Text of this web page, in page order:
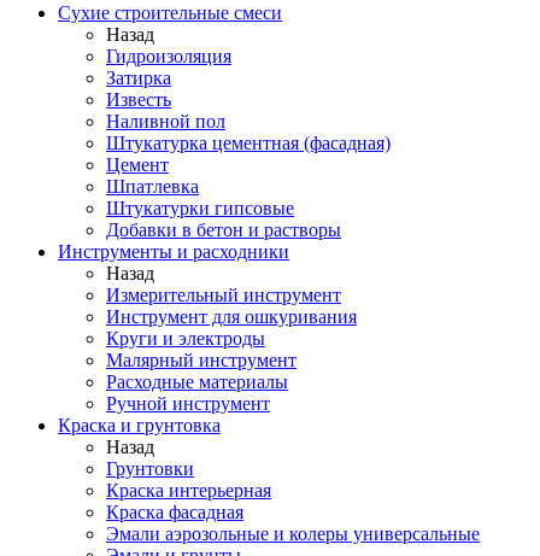
Сухие строительные смеси
Назад
Гидроизоляция
Затирка
Известь
Наливной пол
Штукатурка цементная (фасадная)
Цемент
Шпатлевка
Штукатурки гипсовые
Добавки в бетон и растворы
Инструменты и расходники
Назад
Измерительный инструмент
Инструмент для ошкуривания
Круги и электроды
Малярный инструмент
Расходные материалы
Ручной инструмент
Краска и грунтовка
Назад
Грунтовки
Краска интерьерная
Краска фасадная
Эмали аэрозольные и колеры универсальные